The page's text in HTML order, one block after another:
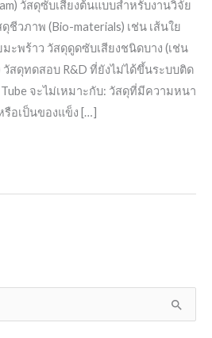
วัสดุซับเสียงต้นแบบสำหรับงานวิจัย
ชีวภาพ (Bio-materials) เช่น เส้นใย
มะพร้าว วัสดุดูดซับเสียงชนิดบาง (เช่น
วัสดุทดสอบ R&D ที่ยังไม่ได้ขึ้นระบบติด
Tube จะไม่เหมาะกับ: วัสดุที่มีความหนา
รือเป็นของแข็ง […]